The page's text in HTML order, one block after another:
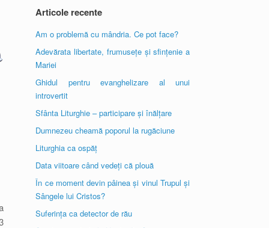
Articole recente
Am o problemă cu mândria. Ce pot face?
Adevărata libertate, frumusețe și sfințenie a
Mariei
Ghidul pentru evanghelizare al unui
introvertit
Sfânta Liturghie – participare și înălțare
Dumnezeu cheamă poporul la rugăciune
Liturghia ca ospăț
Data viitoare când vedeți că plouă
În ce moment devin pâinea și vinul Trupul și
Sângele lui Cristos?
Suferința ca detector de rău